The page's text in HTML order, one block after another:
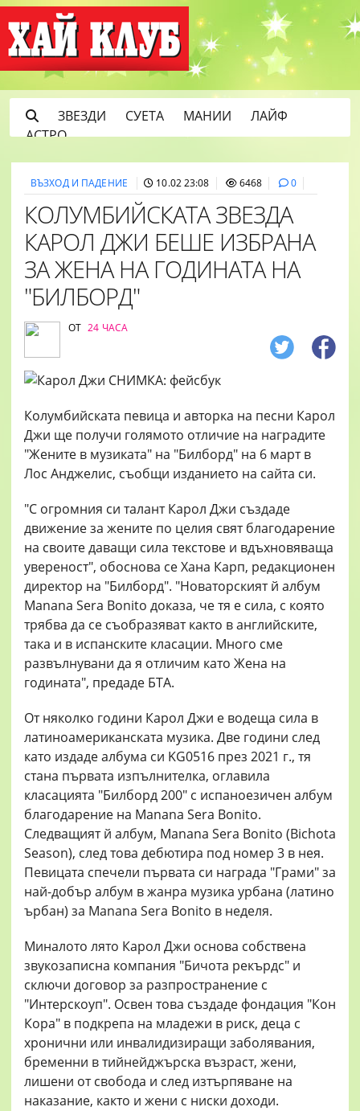
ЗВЕЗДИ СУЕТА МАНИИ
ЛАЙФ
АСТРО
ВЪЗХОД И ПАДЕНИЕ 10.02 23:08 6468 0
КОЛУМБИЙСКАТА ЗВЕЗДА
КАРОЛ ДЖИ БЕШЕ ИЗБРАНА
ЗА ЖЕНА НА ГОДИНАТА НА
"БИЛБОРД"
ОТ 24 ЧАСА
Колумбийската певица и авторка на песни Карол
Джи ще получи голямото отличие на наградите
"Жените в музиката" на "Билборд" на 6 март в
Лос Анджелис, съобщи изданието на сайта си.
"С огромния си талант Карол Джи създаде
движение за жените по целия свят благодарение
на своите даващи сила текстове и вдъхновяваща
увереност", обоснова се Хана Карп, редакционен
директор на "Билборд". "Новаторският й албум
Manana Sera Bonito доказа, че тя е сила, с която
трябва да се съобразяват както в английските,
така и в испанските класации. Много сме
развълнувани да я отличим като Жена на
годината", предаде БТА.
От няколко години Карол Джи е водеща сила в
латиноамериканската музика. Две години след
като издаде албума си KG0516 през 2021 г., тя
стана първата изпълнителка, оглавила
класацията "Билборд 200" с испаноезичен албум
благодарение на Manana Sera Bonito.
Следващият й албум, Manana Sera Bonito (Bichota
Season), след това дебютира под номер 3 в нея.
Певицата спечели първата си награда "Грами" за
най-добър албум в жанра музика урбана (латино
ърбан) за Manana Sera Bonito в неделя.
Миналото лято Карол Джи основа собствена
звукозаписна компания "Бичота рекърдс" и
сключи договор за разпространение с
"Интерскоуп". Освен това създаде фондация "Кон
Кора" в подкрепа на младежи в риск, деца с
хронични или инвалидизиращи заболявания,
бременни в тийнейджърска възраст, жени,
лишени от свобода и след изтърпяване на
наказание, както и жени с ниски доходи.